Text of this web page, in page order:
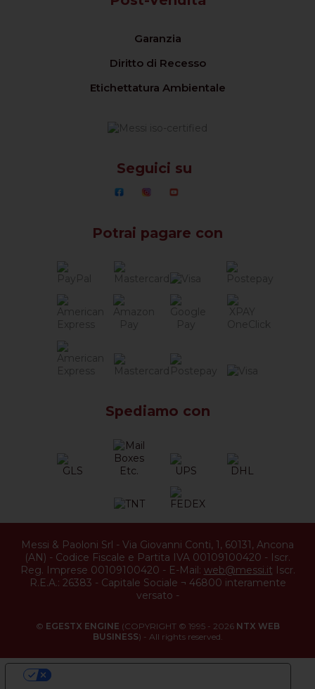
Garanzia
Diritto di Recesso
Etichettatura Ambientale
Seguici su
Potrai pagare con
Spediamo con
Messi & Paoloni Srl - Via Giovanni Conti, 1, 60131, Ancona
(AN) - Codice Fiscale e Partita IVA 00109100420 - Iscr.
Reg. Imprese 00109100420 - E-Mail: web@messi.it Iscr.
R.E.A.: 26383 - Capitale Sociale ¬ 46800 interamente
versato -
© EGESTX ENGINE (COPYRIGHT © 1995 - 2026 NTX WEB
BUSINESS) - All rights reserved.